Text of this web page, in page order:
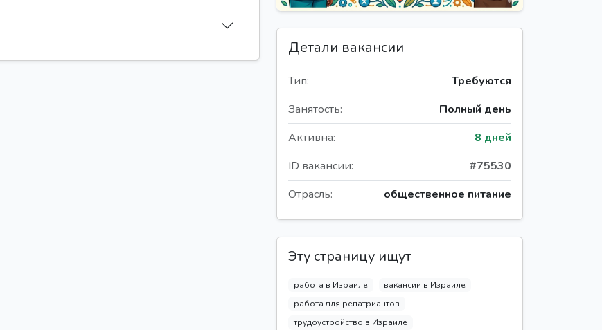
Детали вакансии
Тип:
Требуются
Занятость:
Полный день
Активна:
8 дней
ID вакансии:
#75530
Отрасль:
общественное питание
Эту страницу ищут
работа в Израиле
вакансии в Израиле
работа для репатриантов
трудоустройство в Израиле